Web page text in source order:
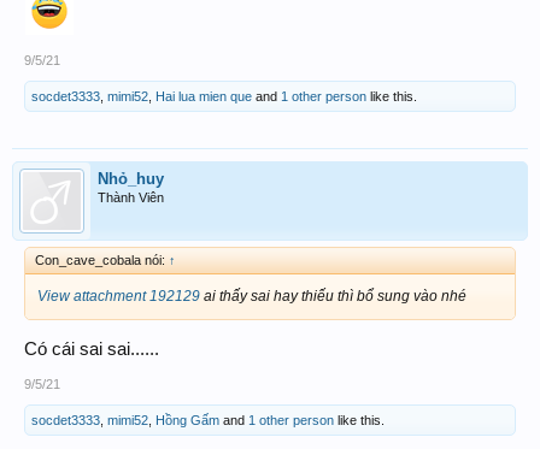
9/5/21
socdet3333 mimi52 Hai lua mien que and 1 other person like this.
Nhỏ_huy
Thành Viên
Con_cave_cobala nói: ↑
View attachment 192129 ai thấy sai hay thiếu thì bổ sung vào nhé
Có cái sai sai......
9/5/21
socdet3333 mimi52 Hồng Gấm and 1 other person like this.